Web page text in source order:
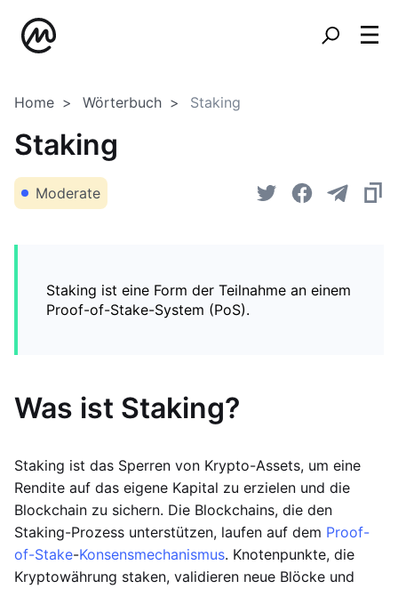
Home Wörterbuch Staking
Staking
Moderate
Staking ist eine Form der Teilnahme an einem
Proof-of-Stake-System (PoS).
Was ist Staking?
Staking ist das Sperren von Krypto-Assets, um eine
Rendite auf das eigene Kapital zu erzielen und die
Blockchain zu sichern. Die Blockchains, die den
Staking-Prozess unterstützen, laufen auf dem Proof-
of-Stake-Konsensmechanismus. Knotenpunkte, die
Kryptowährung staken, validieren neue Blöcke und